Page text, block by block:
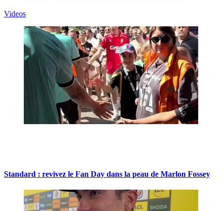
Videos
Standard : revivez le Fan Day dans la peau de Marlon Fossey